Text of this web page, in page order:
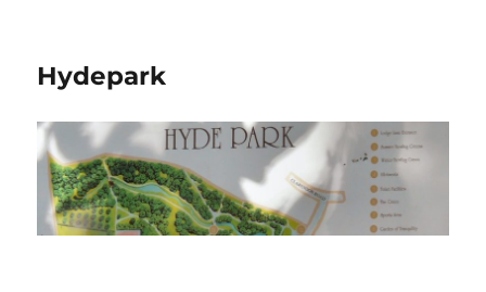
Hydepark